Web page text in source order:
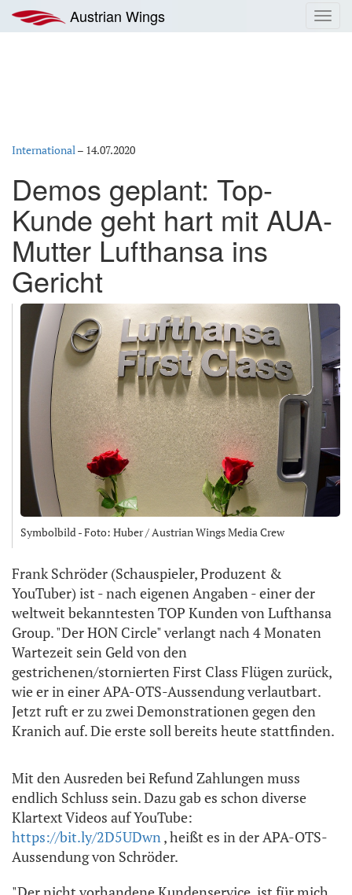
Inhalt
springen
Austrian Wings
International– 14.07.2020
Demos geplant: Top-
Kunde geht hart mit AUA-
Mutter Lufthansa ins
Gericht
Symbolbild - Foto: Huber / Austrian Wings Media Crew
Frank Schröder (Schauspieler, Produzent &
YouTuber) ist - nach eigenen Angaben - einer der
weltweit bekanntesten TOP Kunden von Lufthansa
Group. "Der HON Circle" verlangt nach 4 Monaten
Wartezeit sein Geld von den
gestrichenen/stornierten First Class Flügen zurück,
wie er in einer APA-OTS-Aussendung verlautbart.
Jetzt ruft er zu zwei Demonstrationen gegen den
Kranich auf. Die erste soll bereits heute stattfinden.
Mit den Ausreden bei Refund Zahlungen muss
endlich Schluss sein. Dazu gab es schon diverse
Klartext Videos auf YouTube:
https://bit.ly/2D5UDwn, heißt es in der APA-OTS-
Aussendung von Schröder.